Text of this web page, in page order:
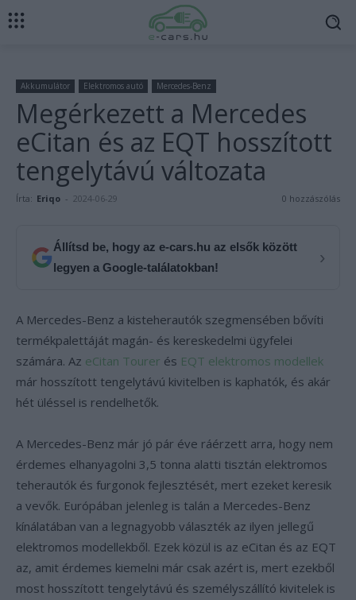
Akkumulátor Elektromos autó Mercedes-Benz
Megérkezett a Mercedes
eCitan és az EQT hosszított
tengelytávú változata
Írta: Eriqo - 2024-06-29 0 hozzászólás
Állítsd be, hogy az e-cars.hu az elsők között
legyen a Google-találatokban!
›
A Mercedes-Benz a kisteherautók szegmensében bővíti
termékpalettáját magán- és kereskedelmi ügyfelei
számára. Az eCitan Tourer és EQT elektromos modellek
már hosszított tengelytávú kivitelben is kaphatók, és akár
hét üléssel is rendelhetők.
A Mercedes-Benz már jó pár éve ráérzett arra, hogy nem
érdemes elhanyagolni 3,5 tonna alatti tisztán elektromos
teherautók és furgonok fejlesztését, mert ezeket keresik
a vevők. Európában jelenleg is talán a Mercedes-Benz
kínálatában van a legnagyobb választék az ilyen jellegű
elektromos modellekből. Ezek közül is az eCitan és az EQT
az, amit érdemes kiemelni már csak azért is, mert ezekből
most hosszított tengelytávú és személyszállító kivitelek is